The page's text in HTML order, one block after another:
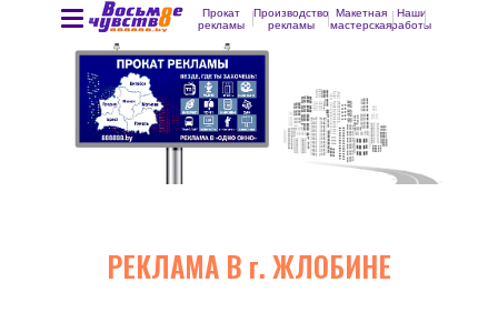
Прокат
рекламы
Производство
рекламы
Макетная
мастерская
Наши
работы
РЕКЛАМА В г. ЖЛОБИНЕ